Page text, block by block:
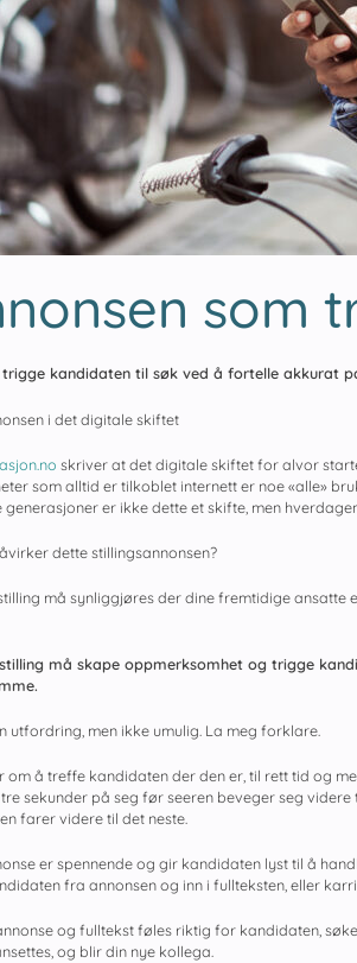
som
kandidaten til søk ved å fortelle akkurat
i det digitale skiftet
skriver at det digitale skiftet for alvor
som alltid er tilkoblet internett er noe «alle»
generasjoner er ikke dette et skifte, men
dette stillingsannonsen?
må synliggjøres der dine fremtidige ansatte
må skape oppmerksomhet og trigge
utfordring, men ikke umulig. La meg forklare.
om å treffe kandidaten der den er, til rett tid og
sekunder på seg før seeren beveger seg
farer videre til det neste.
er spennende og gir kandidaten lyst til å
fra annonsen og inn i fullteksten, eller
og fulltekst føles riktig for kandidaten,
og blir din nye kollega.